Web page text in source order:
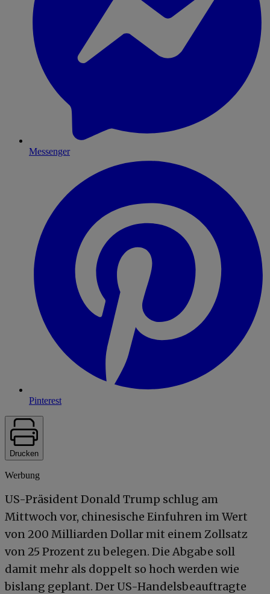
Messenger
Pinterest
Drucken
Werbung
US-Präsident Donald Trump schlug am
Mittwoch vor, chinesische Einfuhren im Wert
von 200 Milliarden Dollar mit einem Zollsatz
von 25 Prozent zu belegen. Die Abgabe soll
damit mehr als doppelt so hoch werden wie
bislang geplant. Der US-Handelsbeauftragte